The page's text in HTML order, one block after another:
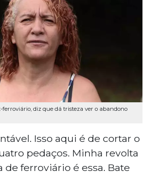
ferroviário, diz que dá tristeza ver o abandono
Isso aqui é de cortar o
pedaços. Minha revolta
ferroviário é essa. Bate